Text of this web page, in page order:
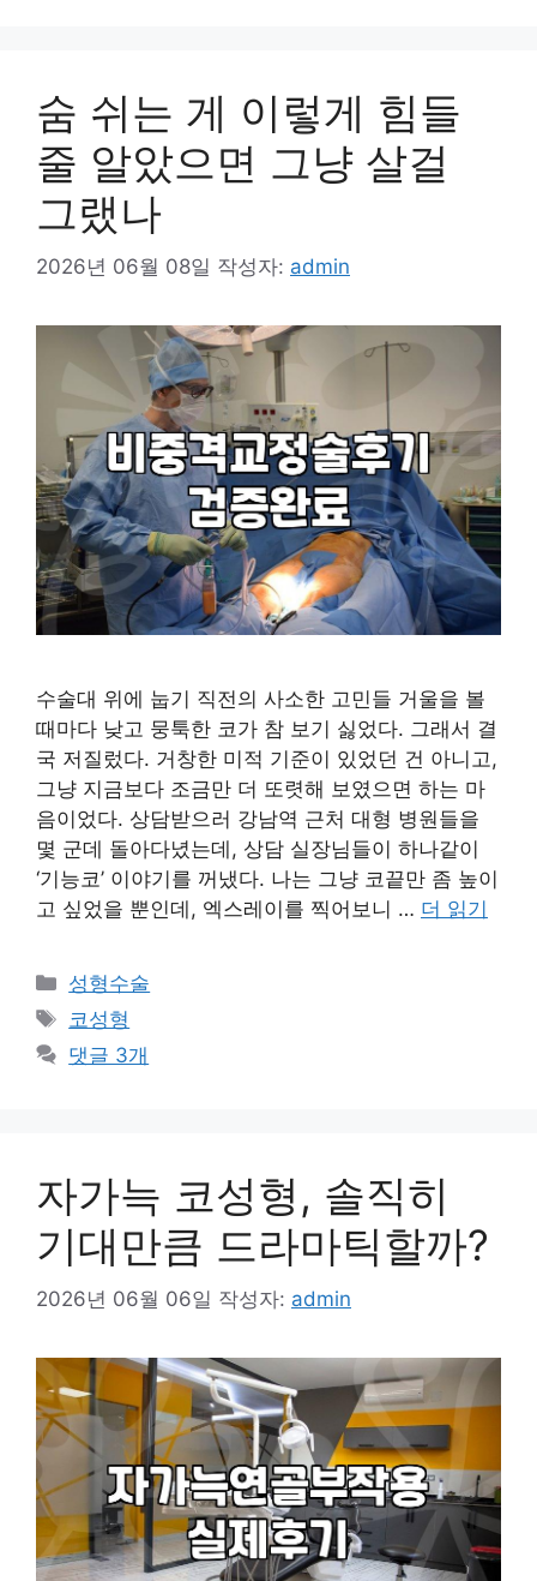
숨 쉬는 게 이렇게 힘들
줄 알았으면 그냥 살걸
그랬나
2026년 06월 08일 작성자: admin
수술대 위에 눕기 직전의 사소한 고민들 거울을 볼
때마다 낮고 뭉툭한 코가 참 보기 싫었다. 그래서 결
국 저질렀다. 거창한 미적 기준이 있었던 건 아니고,
그냥 지금보다 조금만 더 또렷해 보였으면 하는 마
음이었다. 상담받으러 강남역 근처 대형 병원들을
몇 군데 돌아다녔는데, 상담 실장님들이 하나같이
‘기능코’ 이야기를 꺼냈다. 나는 그냥 코끝만 좀 높이
고 싶었을 뿐인데, 엑스레이를 찍어보니 … 더 읽기
카
테
리
성형수술
태
그
코성형
댓글 3개
자가늑 코성형, 솔직히
기대만큼 드라마틱할까?
2026년 06월 06일 작성자: admin